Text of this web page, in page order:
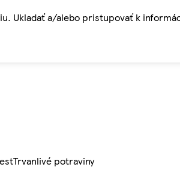
a/alebo pristupovať k
Trvanlivé potraviny